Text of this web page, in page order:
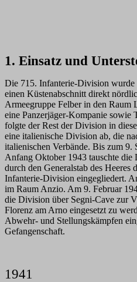
1. Einsatz und
Die 715. Infanterie-Division wurde
einen Küstenabschnitt direkt
Armeegruppe Felber in den Raum
eine Panzerjäger-Kompanie sowie
folgte der Rest der Division in
eine italienische Division ab, die
italienischen Verbände. Bis zum
Anfang Oktober 1943 tauschte
durch den Generalstab des
Infanterie-Division eingegliedert.
im Raum Anzio. Am 9. Februar
die Division über Segni-Cave zur
Florenz am Arno eingesetzt zu
Abwehr- und Stellungskämpfen
Gefangenschaft.
1941